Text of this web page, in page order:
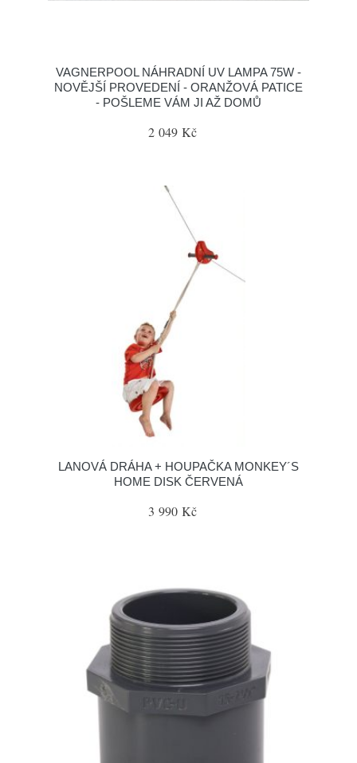
VAGNERPOOL NÁHRADNÍ UV LAMPA 75W -
NOVĚJŠÍ PROVEDENÍ - ORANŽOVÁ PATICE
- POŠLEME VÁM JI AŽ DOMŮ
2 049 Kč
LANOVÁ DRÁHA + HOUPAČKA MONKEY´S
HOME DISK ČERVENÁ
3 990 Kč